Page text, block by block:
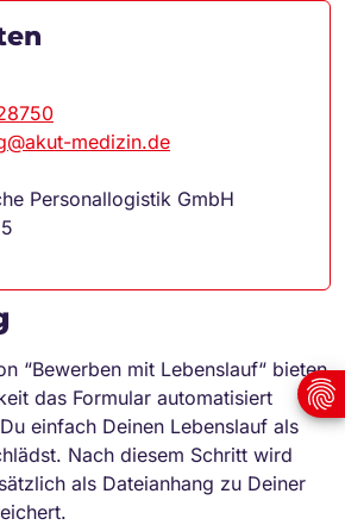
medizin.de
Personallogistik GmbH
“Bewerben mit Lebenslauf“ bieten
das Formular automatisiert
einfach Deinen Lebenslauf als
Nach diesem Schritt wird
als Dateianhang zu Deiner